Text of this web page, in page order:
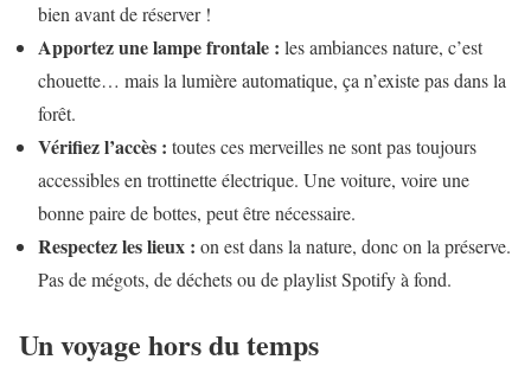
bien avant de réserver !
Apportez une lampe frontale : les ambiances nature, c’est
chouette… mais la lumière automatique, ça n’existe pas dans la
forêt.
Vérifiez l’accès : toutes ces merveilles ne sont pas toujours
accessibles en trottinette électrique. Une voiture, voire une
bonne paire de bottes, peut être nécessaire.
Respectez les lieux : on est dans la nature, donc on la préserve.
Pas de mégots, de déchets ou de playlist Spotify à fond.
Un voyage hors du temps